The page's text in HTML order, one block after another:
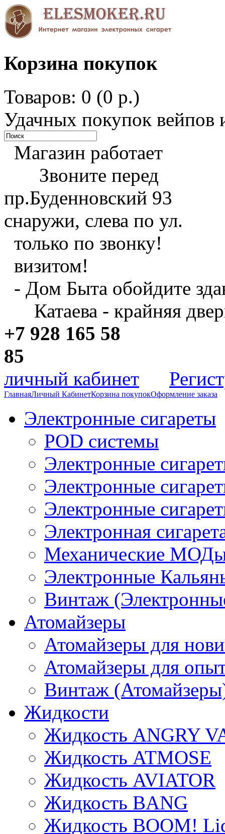
Корзина покупок
Товаров: 0 (0 р.)
Удачных покупок вейпов
Магазин работает
Звоните перед
пр.Буденновский 93
снаружи, слева по ул.
только по звонку!
визитом!
- Дом Быта обойдите
Катаева - крайняя
+7 928 165 58
личный кабинет
ГлавнаяЛичный КабинетКорзина покупокОформление заказа
Электронные сигареты
POD системы
Электронные
Электронные
Электронные
Электронная
Механические
Электронные
Винтаж
Атомайзеры
Атомайзеры для
Атомайзеры для
Винтаж
Жидкости
Жидкость ANGRY
Жидкость ATMOSE
Жидкость AVIATOR
Жидкость BANG
Жидкость BOOM!